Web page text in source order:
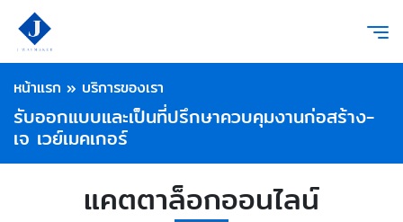
หน้าแรก » บริการของเรา
รับออกแบบและเป็นที่ปรึกษาควบคุมงานก่อสร้าง-
เจ เวย์เมคเกอร์
แคตตาล็อกออนไลน์